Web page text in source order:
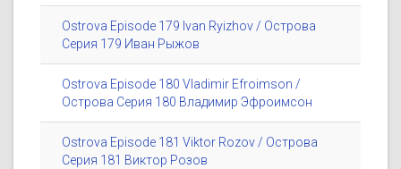
Ostrova Episode 179 Ivan Ryizhov / Острова
Серия 179 Иван Рыжов
Ostrova Episode 180 Vladimir Efroimson /
Острова Серия 180 Владимир Эфроимсон
Ostrova Episode 181 Viktor Rozov / Острова
Серия 181 Виктор Розов